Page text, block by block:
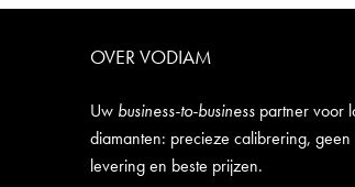
OVER VODIAM
Uw business-to-businesspartner voor
diamanten: precieze calibrering, geen
levering en beste prijzen.